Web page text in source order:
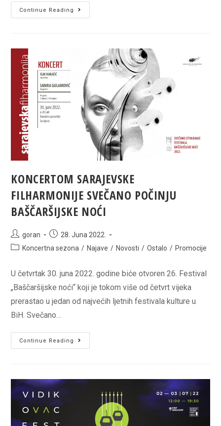
Continue Reading
fotografija
„Kiana
Hayeri:
Avganistan“
od
04.
–
10.
07.
KONCERTOM SARAJEVSKE
FILHARMONIJE SVEČANO POČINJU
BAŠČARŠIJSKE NOĆI
Post
author:
goran
Post28. Juna 2022.
PostKoncertna sezona / Najave / Novosti / Ostalo / Promocije
U četvrtak 30. juna 2022. godine biće otvoren 26. Festival
„Baščaršijske noći“ koji je tokom više od četvrt vijeka
prerastao u jedan od najvećih ljetnih festivala kulture u
BiH. Svečano…
Continue Reading
SARAJEVSKE
BAŠČARŠIJSKE
NOĆI